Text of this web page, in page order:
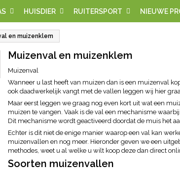
HUISDIER RUITERSPORT NIEUWE
en muizenklem
Muizenval en muizenklem
Muizenval
Wanneer u last heeft van muizen dan is een muizenval
ook daadwerkelijk vangt met de vallen leggen wij hier
Maar eerst leggen we graag nog even kort uit wat een
muizen te vangen. Vaak is de val een mechanisme
Dit mechanisme wordt geactiveerd doordat de muis het
Echter is dit niet de enige manier waarop een val kan
muizenvallen en nog meer. Hieronder geven we een
methodes, weet u al welke u wilt koop deze dan direct
Soorten muizenvallen